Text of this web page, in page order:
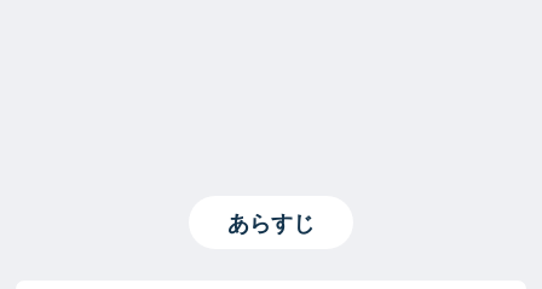
あらすじ